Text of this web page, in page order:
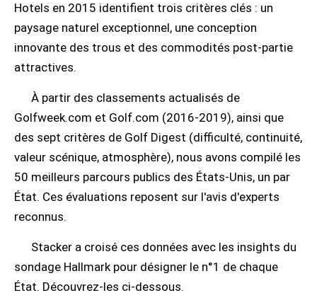
Hotels en 2015 identifient trois critères clés : un
paysage naturel exceptionnel, une conception
innovante des trous et des commodités post-partie
attractives.
À partir des classements actualisés de
Golfweek.com et Golf.com (2016-2019), ainsi que
des sept critères de Golf Digest (difficulté, continuité,
valeur scénique, atmosphère), nous avons compilé les
50 meilleurs parcours publics des États-Unis, un par
État. Ces évaluations reposent sur l'avis d'experts
reconnus.
Stacker a croisé ces données avec les insights du
sondage Hallmark pour désigner le n°1 de chaque
État. Découvrez-les ci-dessous.